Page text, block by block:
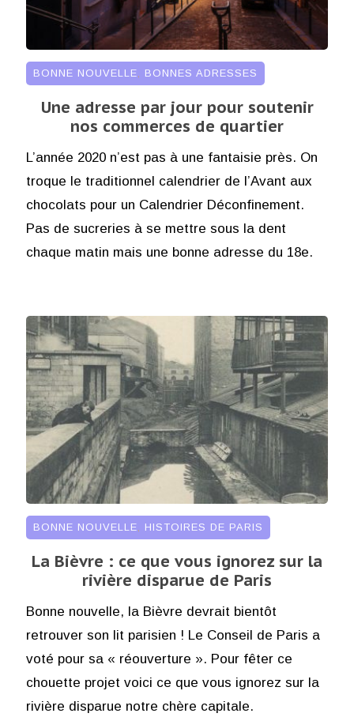
BONNE NOUVELLE BONNES ADRESSES
Une adresse par jour pour soutenir
nos commerces de quartier
L’année 2020 n’est pas à une fantaisie près. On
troque le traditionnel calendrier de l’Avant aux
chocolats pour un Calendrier Déconfinement.
Pas de sucreries à se mettre sous la dent
chaque matin mais une bonne adresse du 18e.
BONNE NOUVELLE HISTOIRES DE PARIS
La Bièvre : ce que vous ignorez sur la
rivière disparue de Paris
Bonne nouvelle, la Bièvre devrait bientôt
retrouver son lit parisien ! Le Conseil de Paris a
voté pour sa « réouverture ». Pour fêter ce
chouette projet voici ce que vous ignorez sur la
rivière disparue notre chère capitale.